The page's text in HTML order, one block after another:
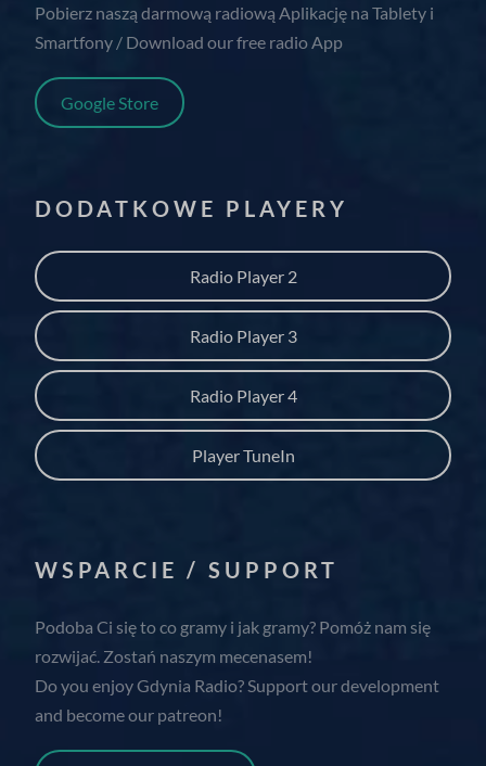
Pobierz naszą darmową radiową Aplikację na Tablety i
Smartfony / Download our free radio App
Google Store
DODATKOWE PLAYERY
Radio Player 2
Radio Player 3
Radio Player 4
Player TuneIn
WSPARCIE / SUPPORT
Podoba Ci się to co gramy i jak gramy? Pomóż nam się
rozwijać. Zostań naszym mecenasem!
Do you enjoy Gdynia Radio? Support our development
and become our patreon!